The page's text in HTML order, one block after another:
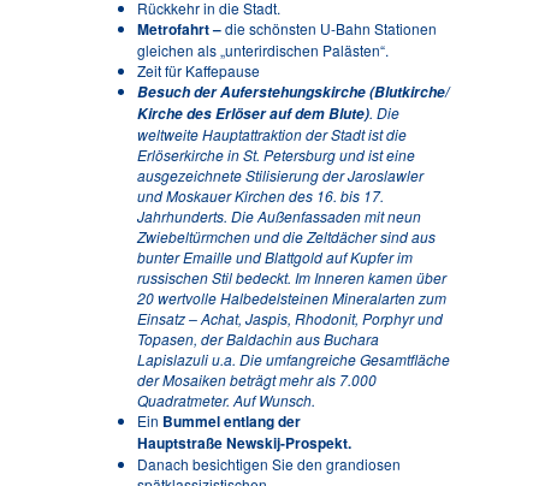
Rückkehr in die Stadt.
Metrofahrt –die schönsten U-Bahn Stationen
gleichen als „unterirdischen Palästen“.
Zeit für Kaffepause
Besuch der Auferstehungskirche (Blutkirche/
Kirche des Erlöser auf dem Blute). Die
weltweite Hauptattraktion der Stadt ist die
Erlöserkirche in St. Petersburg und ist eine
ausgezeichnete Stilisierung der Jaroslawler
und Moskauer Kirchen des 16. bis 17.
Jahrhunderts. Die Außenfassaden mit neun
Zwiebeltürmchen und die Zeltdächer sind aus
bunter Emaille und Blattgold auf Kupfer im
russischen Stil bedeckt. Im Inneren kamen über
20 wertvolle Halbedelsteinen Mineralarten zum
Einsatz – Achat, Jaspis, Rhodonit, Porphyr und
Topasen, der Baldachin aus Buchara
Lapislazuli u.a. Die umfangreiche Gesamtfläche
der Mosaiken beträgt mehr als 7.000
Quadratmeter. Auf Wunsch.
Ein Bummel entlang der
Hauptstraße Newskij-Prospekt.
Danach besichtigen Sie den grandiosen